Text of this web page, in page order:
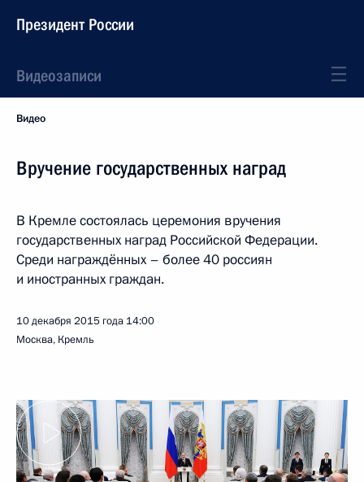
Президент России
Видеозаписи
Видео
Вручение государственных наград
В Кремле состоялась церемония вручения
государственных наград Российской Федерации.
Среди награждённых – более 40 россиян
и иностранных граждан.
10 декабря 2015 года 14:00
Москва, Кремль